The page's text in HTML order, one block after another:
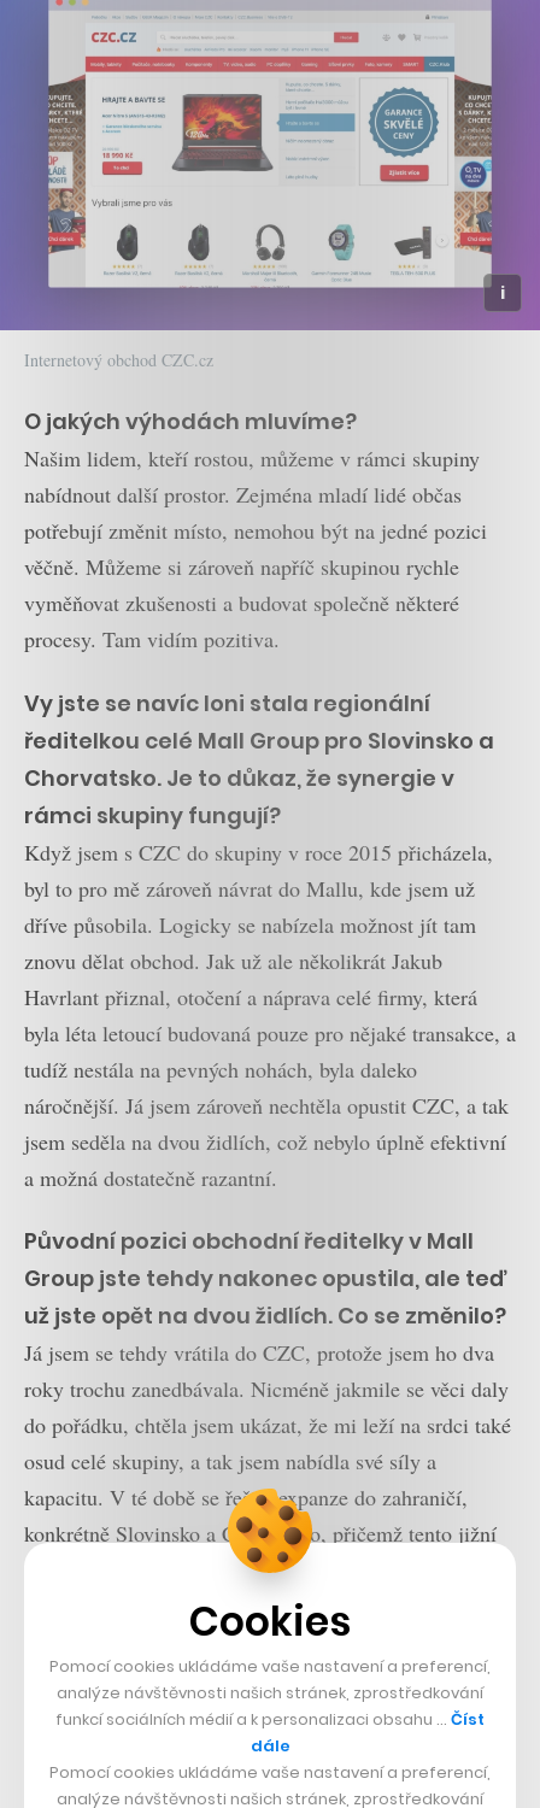
Internetový obchod CZC.cz
O jakých výhodách mluvíme?
Našim lidem, kteří rostou, můžeme v rámci skupiny
nabídnout další prostor. Zejména mladí lidé občas
potřebují změnit místo, nemohou být na jedné pozici
věčně. Můžeme si zároveň napříč skupinou rychle
vyměňovat zkušenosti a budovat společně některé
procesy. Tam vidím pozitiva.
Vy jste se navíc loni stala regionální
ředitelkou celé Mall Group pro Slovinsko a
Chorvatsko. Je to důkaz, že synergie v
rámci skupiny fungují?
Když jsem s CZC do skupiny v roce 2015 přicházela,
byl to pro mě zároveň návrat do Mallu, kde jsem už
dříve působila. Logicky se nabízela možnost jít tam
znovu dělat obchod. Jak už ale několikrát Jakub
Havrlant přiznal, otočení a náprava celé firmy, která
byla léta letoucí budovaná pouze pro nějaké transakce, a
tudíž nestála na pevných nohách, byla daleko
náročnější. Já jsem zároveň nechtěla opustit CZC, a tak
jsem seděla na dvou židlích, což nebylo úplně efektivní
a možná dostatečně razantní.
Původní pozici obchodní ředitelky v Mall
Group jste tehdy nakonec opustila, ale teď
už jste opět na dvou židlích. Co se změnilo?
Já jsem se tehdy vrátila do CZC, protože jsem ho dva
roky trochu zanedbávala. Nicméně jakmile se věci daly
do pořádku, chtěla jsem ukázat, že mi leží na srdci také
osud celé skupiny, a tak jsem nabídla své síly a
kapacitu. V té době se řešila expanze do zahraničí,
konkrétně Slovinsko a Chorvatsko, přičemž tento jižní
region byl v rámci původního Mallu dlouho ignorován.
Byl tam obrovská kompetenční a technologická mezera,
ale zároveň velká příležitost.
Nabídla jsem se, že pomohu s transformací a přípravou
firmy pro zásadní obchodní development a další rozvoj.
Procesy, lidi, organizační struktura, reporting, KPIs, to
Cookies
Pomocí cookies ukládáme vaše nastavení a preferencí,
analýze návštěvnosti našich stránek, zprostředkování
funkcí sociálních médií a k personalizaci obsahu … Číst
dále
Pomocí cookies ukládáme vaše nastavení a preferencí,
analýze návštěvnosti našich stránek, zprostředkování